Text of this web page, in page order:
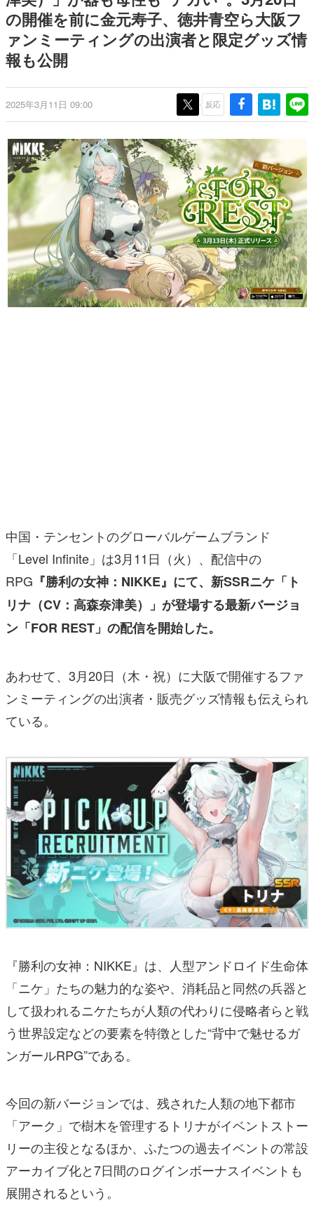
の形をした短編ホラー小説集です。
新世代に訊く
これからのデジタルゲーム市場を担う若きクリエイター達
ゲーム世代の作家たち
ゲームに多大な影響を受けた作家さんに取材し、ゲームが
日本のコンテンツ産業やカルチャーに与えた影響を探る企
画です。
日本モバイルゲーム産業史
日本のモバイルゲーム史における主要なトピック・タイト
ルを網羅するほか、開発者へのインタビューや識者による
解説を掲載。約20年の歴史が一望できる決定版！
若ゲのいたり〜ゲームクリエイターの青春〜
『うつヌケ』『ペンと箸』等で知られるマンガ家・田中圭
一先生によるゲーム業界レポートマンガです。
なんでゲームは面白い？
ゲーム開発者・hamatsu氏がゲームの魅力を画面や操作の
具体的な形から解き明かしていく、硬派で骨太な評論連載
です。
その他
電ファミニコゲーマーとは？
運営：株式会社マレ
の開催を前に金元寿子、徳井青空ら大阪フ
ァンミーティングの出演者と限定グッズ情
報も公開
2025年3月11日 09:00 反応
中国・テンセントのグローバルゲームブランド
「Level Infinite」は3月11日（火）、配信中の
RPG 『勝利の女神：NIKKE』にて、新SSRニケ「ト
リナ（CV：高森奈津美）」が登場する最新バージョ
ン「FOR REST」の配信を開始した。
あわせて、3月20日（木・祝）に大阪で開催するファ
ンミーティングの出演者・販売グッズ情報も伝えられ
ている。
『勝利の女神：NIKKE』は、人型アンドロイド生命体
「ニケ」たちの魅力的な姿や、消耗品と同然の兵器と
して扱われるニケたちが人類の代わりに侵略者らと戦
う世界設定などの要素を特徴とした“背中で魅せるガ
ンガールRPG”である。
今回の新バージョンでは、残された人類の地下都市
「アーク」で樹木を管理するトリナがイベントストー
リーの主役となるほか、ふたつの過去イベントの常設
アーカイブ化と7日間のログインボーナスイベントも
展開されるという。